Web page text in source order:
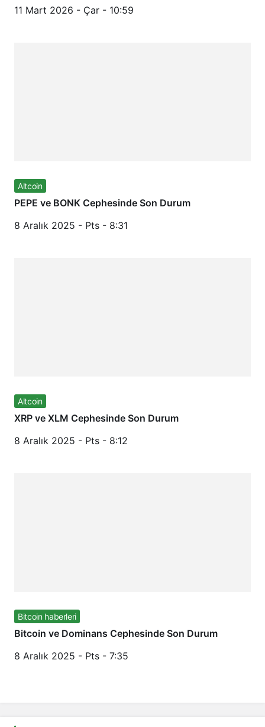
11 Mart 2026 - Çar - 10:59
Altcoin
PEPE ve BONK Cephesinde Son Durum
8 Aralık 2025 - Pts - 8:31
Altcoin
XRP ve XLM Cephesinde Son Durum
8 Aralık 2025 - Pts - 8:12
Bitcoin haberleri
Bitcoin ve Dominans Cephesinde Son Durum
8 Aralık 2025 - Pts - 7:35